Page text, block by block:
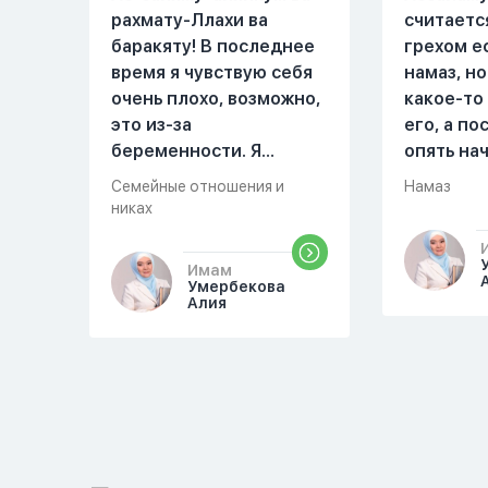
рахмату-Ллахи ва
баракяту! В последнее
время я чувствую себя
очень плохо, возможно,
это из-за
беременности. Я
разбудила мужа и
рассказала ему, что со
происходит,он потом
обратно ложился спать
это было около
Семейные отношения и
никах
Имам
Умербекова
Алия
грехом
намаз,
какое-
его, а
опять
можете
Намаз